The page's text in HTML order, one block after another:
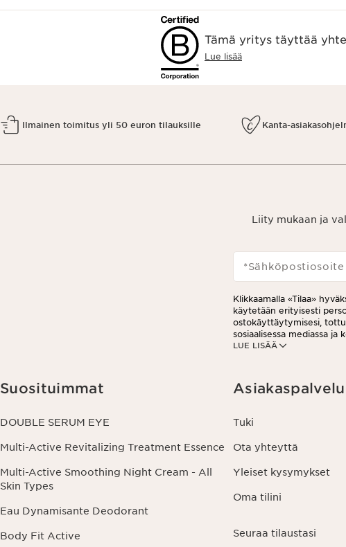
Tämä yritys täyttää
Lue lisää
Ilmainen toimitus yli 50 euron tilauksille Kanta-
Liity mukaan ja
*Sähköpostiosoite
LUE LISÄÄ
Klikkaamalla «Tilaa»
käytetään erityisesti
ostokäyttäytymisesi,
sosiaalisessa mediassa
analytiikkatarkoituksiin.
Suosituimmat
DOUBLE SERUM EYE
Multi-Active Revitalizing Treatment Essence
Multi-Active Smoothing Night Cream - All
Skin Types
Eau Dynamisante Deodorant
Body Fit Active
Asiakaspalvelu
Tuki
Ota yhteyttä
Yleiset kysymykset
Oma tilini
Seuraa tilaustasi